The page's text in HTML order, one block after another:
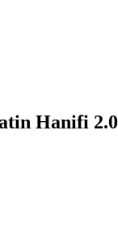
Hanifi 2.0